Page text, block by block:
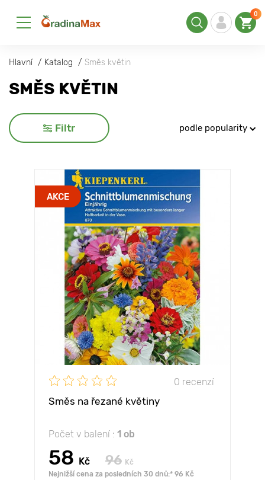
0
Hlavní Katalog Směs květin
SMĚS KVĚTIN
Filtr podle popularity
AKCE
0 recenzí
Směs na řezané květiny
Počet v balení : 1 ob
58 Kč 96 Kč
Nejnižší cena za posledních 30 dnů:* 96 Kč